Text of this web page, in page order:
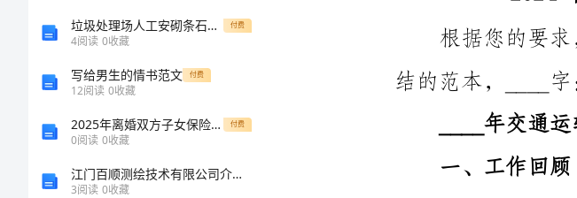
垃圾处理场人工安砌条石挡土墙施工方案与垃圾清理实施方案汇编 付费
4阅读 0收藏
写给男生的情书范文 付费
12阅读 0收藏
2025年离婚双方子女保险费用支付合同范文 付费
0阅读 0收藏
江门百顺测绘技术有限公司介绍企业发展分析报告
3阅读 0收藏
一、工作回顾